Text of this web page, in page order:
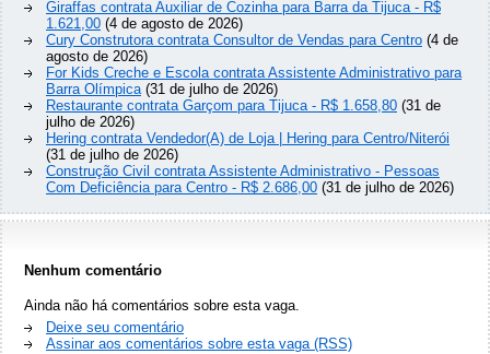
Giraffas contrata Auxiliar de Cozinha para Barra da Tijuca - R$
1.621,00 (4 de agosto de 2026)
Cury Construtora contrata Consultor de Vendas para Centro (4 de
agosto de 2026)
For Kids Creche e Escola contrata Assistente Administrativo para
Barra Olímpica(31 de julho de 2026)
Restaurante contrata Garçom para Tijuca - R$ 1.658,80 (31 de
julho de 2026)
Hering contrata Vendedor(A) de Loja | Hering para Centro/Niterói
(31 de julho de 2026)
Construção Civil contrata Assistente Administrativo - Pessoas
Com Deficiência para Centro - R$ 2.686,00 (31 de julho de 2026)
Nenhum comentário
Ainda não há comentários sobre esta vaga.
Deixe seu comentário
Assinar aos comentários sobre esta vaga (RSS)